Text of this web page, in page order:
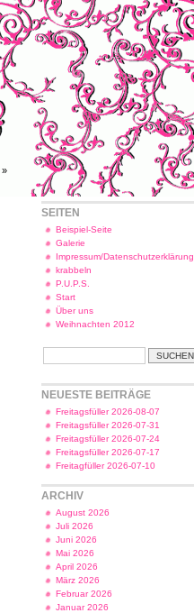
»
SEITEN
Beispiel-Seite
Galerie
Impressum/Datenschutzerklärung
krabbeln
P.U.P.S.
Start
Über uns
Weihnachten 2012
NEUESTE BEITRÄGE
Freitagsfüller 2026-08-07
Freitagsfüller 2026-07-31
Freitagsfüller 2026-07-24
Freitagsfüller 2026-07-17
Freitagfüller 2026-07-10
ARCHIV
August 2026
Juli 2026
Juni 2026
Mai 2026
April 2026
März 2026
Februar 2026
Januar 2026